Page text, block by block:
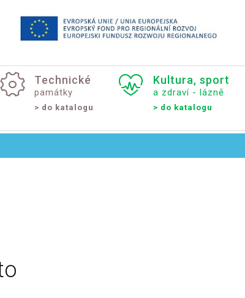
Technické
památky
> do katalogu
Kultura, sport
a zdraví - lázně
> do katalogu